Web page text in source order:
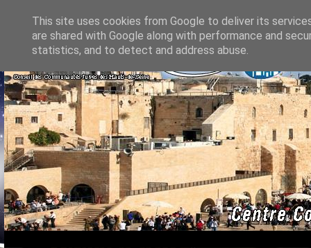
This site uses cookies from Google to deliver its
are shared with Google along with performance and
statistics, and to detect and address abuse.